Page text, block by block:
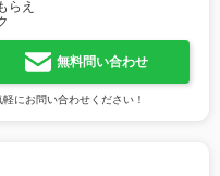
らえ
無料問い合わせ
にお問い合わせください！